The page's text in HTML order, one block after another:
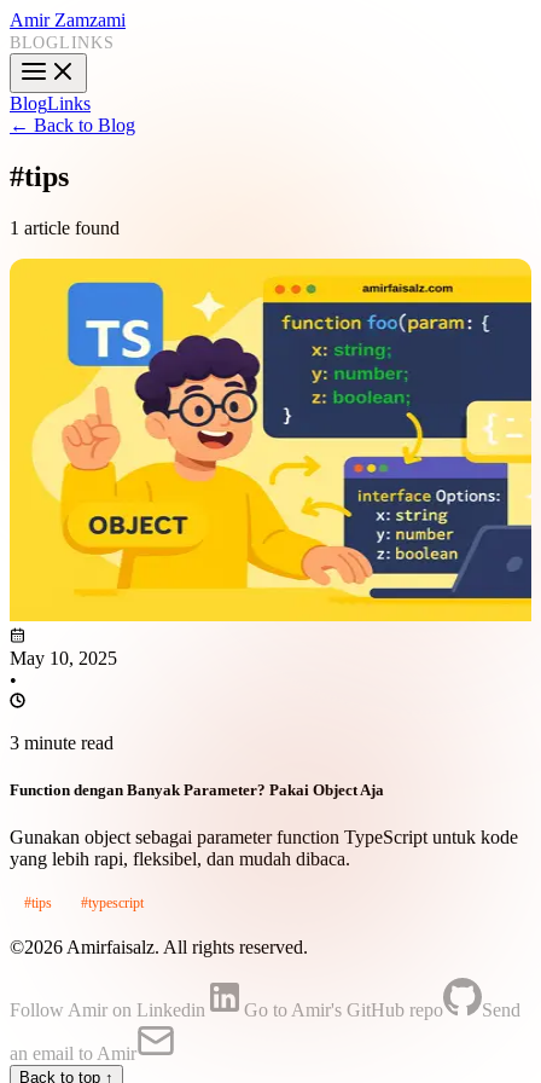
Amir Zamzami
BLOGLINKS
BlogLinks
← Back to Blog
#tips
1 article found
May 10, 2025
•
3 minute read
Function dengan Banyak Parameter? Pakai Object Aja
Gunakan object sebagai parameter function TypeScript untuk kode
yang lebih rapi, fleksibel, dan mudah dibaca.
#tips #typescript
©2026 Amirfaisalz. All rights reserved.
Follow Amir on Linkedin Go to Amir's GitHub repo Send
an email to Amir
Back to top ↑